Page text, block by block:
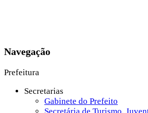
Navegação
Prefeitura
Secretarias
Gabinete do Prefeito